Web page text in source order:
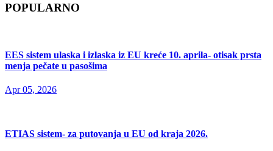
POPULARNO
EES sistem ulaska i izlaska iz EU kreće 10. aprila- otisak prsta
menja pečate u pasošima
Apr 05, 2026
ETIAS sistem- za putovanja u EU od kraja 2026.